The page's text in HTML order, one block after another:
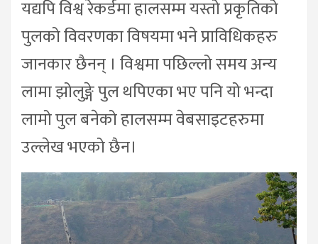
यद्यपि विश्व रेकर्डमा हालसम्म यस्तो प्रकृतिको
पुलको विवरणका विषयमा भने प्राविधिकहरु
जानकार छैनन् । विश्वमा पछिल्लो समय अन्य
लामा झोलुङ्गे पुल थपिएका भए पनि यो भन्दा
लामो पुल बनेको हालसम्म वेबसाइटहरुमा
उल्लेख भएको छैन।